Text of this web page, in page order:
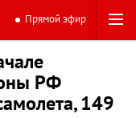
Прямой эфир
РФ
149